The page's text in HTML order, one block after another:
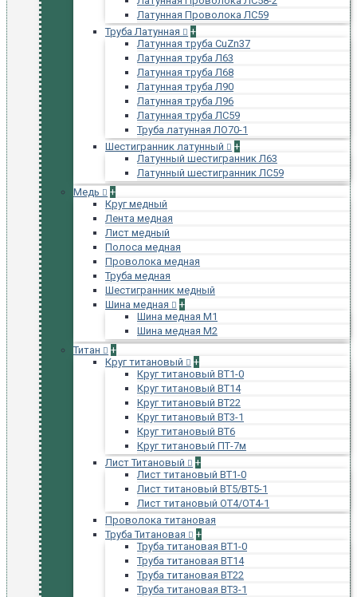
Латунная Проволока ЛС59
Труба Латунная
+
Латунная труба CuZn37
Латунная труба Л63
Латунная труба Л68
Латунная труба Л90
Латунная труба Л96
Латунная труба ЛС59
Труба латунная ЛО70-1
Шестигранник латунный
+
Латунный шестигранник Л63
Латунный шестигранник ЛС59
Медь
+
Круг медный
Лента медная
Лист медный
Полоса медная
Проволока медная
Труба медная
Шестигранник медный
Шина медная
+
Шина медная М1
Шина медная М2
Титан
+
Круг титановый
+
Круг титановый ВТ1-0
Круг титановый ВТ14
Круг титановый ВТ22
Круг титановый ВТ3-1
Круг титановый ВТ6
Круг титановый ПТ-7м
Лист Титановый
+
Лист титановый ВТ1-0
Лист титановый ВТ5/ВТ5-1
Лист титановый ОТ4/ОТ4-1
Проволока титановая
Труба Титановая
+
Труба титановая ВТ1-0
Труба титановая ВТ14
Труба титановая ВТ22
Труба титановая ВТ3-1